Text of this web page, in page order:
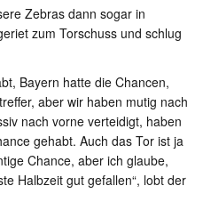
Zebras dann sogar in
zum Torschuss und schlug
Bayern hatte die Chancen,
aber wir haben mutig nach
nach vorne verteidigt, haben
gehabt. Auch das Tor ist ja
Chance, aber ich glaube,
Halbzeit gut gefallen“, lobt der